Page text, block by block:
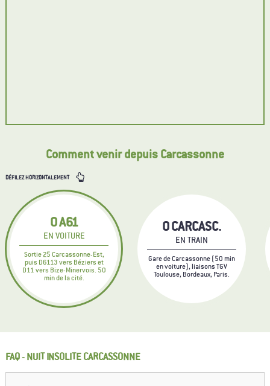
Comment venir depuis Carcassonne
DÉFILEZ HORIZONTALEMENT
0A61
EN VOITURE
Sortie 25 Carcassonne-Est,
puis D6113 vers Béziers et
D11 vers Bize-Minervois. 50
min de la cité.
0CARCASC.
EN TRAIN
Gare de Carcassonne (50 min
en voiture), liaisons TGV
Toulouse, Bordeaux, Paris.
FAQ - NUIT INSOLITE CARCASSONNE